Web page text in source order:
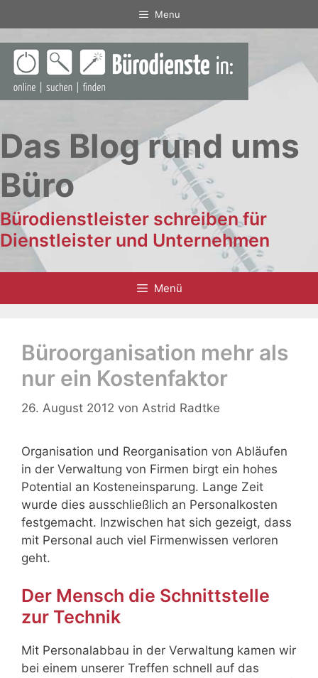
Inhalt
springen
Menu
Das Blog rund ums
Büro
Bürodienstleister schreiben für
Dienstleister und Unternehmen
Menü
Büroorganisation mehr als
nur ein Kostenfaktor
26. August 2012 von Astrid Radtke
Organisation und Reorganisation von Abläufen
in der Verwaltung von Firmen birgt ein hohes
Potential an Kosteneinsparung. Lange Zeit
wurde dies ausschließlich an Personalkosten
festgemacht. Inzwischen hat sich gezeigt, dass
mit Personal auch viel Firmenwissen verloren
geht.
Der Mensch die Schnittstelle
zur Technik
Mit Personalabbau in der Verwaltung kamen wir
bei einem unserer Treffen schnell auf das